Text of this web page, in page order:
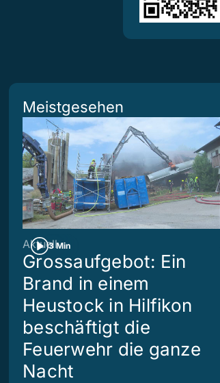
Meistgesehen
3 Min
Aktuell
Grossaufgebot: Ein
Brand in einem
Heustock in Hilfikon
beschäftigt die
Feuerwehr die ganze
Nacht